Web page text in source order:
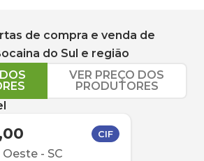
de compra e venda de
do Sul e região
VER PREÇO DOS
PRODUTORES
CIF
Oeste - SC